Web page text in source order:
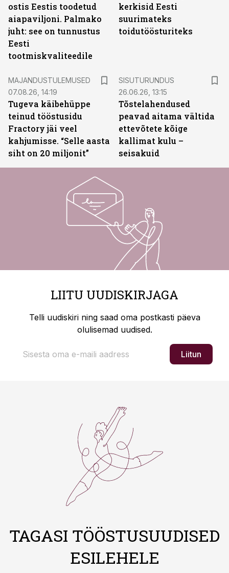
ostis Eestis toodetud
aiapaviljoni. Palmako
juht: see on tunnustus
Eesti
tootmiskvaliteedile
kerkisid Eesti
suurimateks
toidutöösturiteks
MAJANDUSTULEMUSED
07.08.26, 14:19
Tugeva käibehüppe
teinud tööstusidu
Fractory jäi veel
kahjumisse. “Selle aasta
siht on 20 miljonit”
SISUTURUNDUS
26.06.26, 13:15
Tõstelahendused
peavad aitama vältida
ettevõtete kõige
kallimat kulu –
seisakuid
LIITU UUDISKIRJAGA
Telli uudiskiri ning saad oma postkasti päeva
olulisemad uudised.
Liitun
TAGASI TÖÖSTUSUUDISED
ESILEHELE